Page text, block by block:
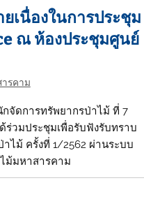
เนื่องในการประชุม
ณ ห้องประชุมศูนย์
รคาม
กจัดการทรัพยากรป่าไม้ ที่ 7
วมประชุมเพื่อรับฟังรับทราบ
ไม้ ครั้งที่ 1/2562 ผ่านระบบ
ม้มหาสารคาม